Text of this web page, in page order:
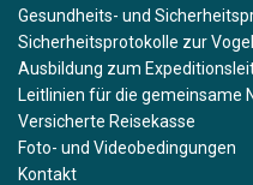
Gesundheits- und
Sicherheitsprotokolle zur
Ausbildung zum
Leitlinien für die gemeinsame
Versicherte Reisekasse
Foto- und Videobedingungen
Kontakt